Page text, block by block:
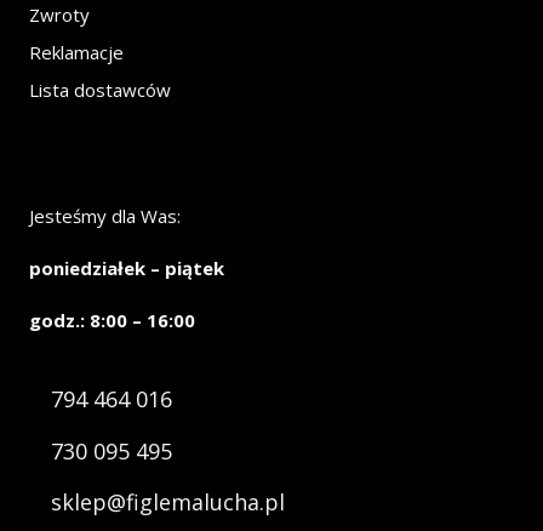
Zwroty
Reklamacje
Lista dostawców
Jesteśmy dla Was:
poniedziałek – piątek
godz.: 8:00 – 16:00
794 464 016
730 095 495
sklep@figlemalucha.pl